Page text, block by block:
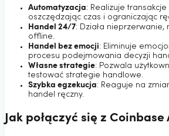
Automatyzacja: Realizuje
oszczędzając czas i ograniczając
Handel 24/7: Działa
offline.
Handel bez emocji: Eliminuje
procesu podejmowania decyzji
Własne strategie: Pozwala
testować strategie handlowe.
Szybka egzekucja: Reaguje na
handel ręczny.
Jak połączyć się z Coinbase